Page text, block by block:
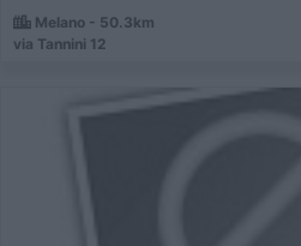
Melano - 50.3km
via Tannini 12